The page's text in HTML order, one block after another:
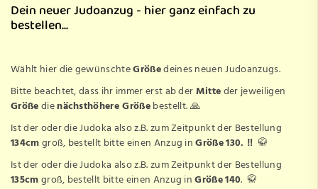
Dein neuer Judoanzug - hier ganz einfach zu
bestellen...
Wählt hier die gewünschteGrößedeines neuen Judoanzugs.
Bitte beachtet, dass ihr immer erst ab derMitteder jeweiligen
Größedienächsthöhere Größebestellt. 🙏
Ist der oder die Judoka also z.B. zum Zeitpunkt der Bestellung
134cmgroß, bestellt bitte einen Anzug inGröße130. ‼️ 🥋
Ist der oder die Judoka also z.B. zum Zeitpunkt der Bestellung
135cmgroß, bestellt bitte einen Anzug inGröße140. 🥋